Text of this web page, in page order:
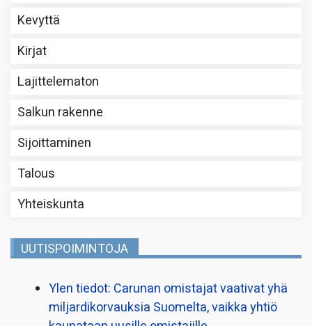
Kevyttä
Kirjat
Lajittelematon
Salkun rakenne
Sijoittaminen
Talous
Yhteiskunta
UUTISPOIMINTOJA
Ylen tiedot: Carunan omistajat vaativat yhä
miljardi­korvauksia Suomelta, vaikka yhtiö